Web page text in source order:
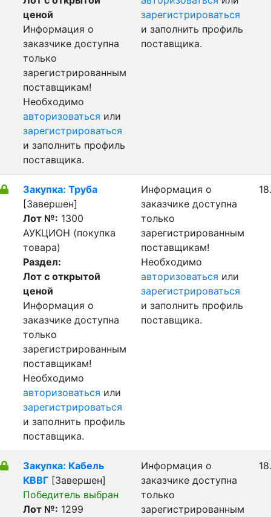
ценой
Информация о
заказчике доступна
только
зарегистрированным
поставщикам!
Необходимо
авторизоваться или
зарегистрироваться
и заполнить профиль
поставщика.
зарегистрироваться
и заполнить профиль
поставщика.
Закупка: Труба
[Завершен]
Лот №: 1300
АУКЦИОН (покупка
товара)
Раздел:
Лот с открытой
ценой
Информация о
заказчике доступна
только
зарегистрированным
поставщикам!
Необходимо
авторизоваться или
зарегистрироваться
и заполнить профиль
поставщика.
Информация о
заказчике доступна
только
зарегистрированным
поставщикам!
Необходимо
авторизоваться или
зарегистрироваться
и заполнить профиль
поставщика.
Закупка: Кабель
КВВГ [Завершен]
Победитель выбран
Лот №: 1299
Информация о
заказчике доступна
только
зарегистрированным